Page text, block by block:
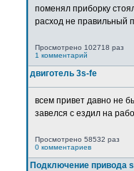
поменял приборку
расход не правильный
Просмотрено 102718 раз
1 комментарий
двиготель 3s-fe
всем привет давно не
завелся с ездил на
Просмотрено 58532 раз
0 комментариев
Подключение привода